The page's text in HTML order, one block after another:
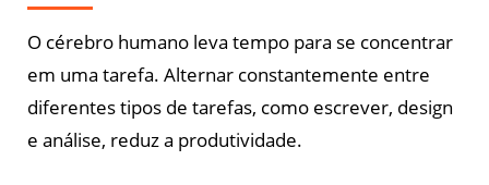
O cérebro humano leva tempo para se concentrar
em uma tarefa. Alternar constantemente entre
diferentes tipos de tarefas, como escrever, design
e análise, reduz a produtividade.